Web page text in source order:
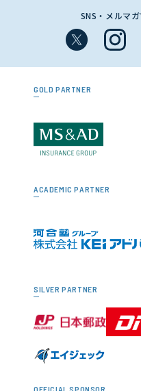
SNS・メルマ
GOLD PARTNER
ACADEMIC PARTNER
SILVER PARTNER
OFFICIAL SPONSOR